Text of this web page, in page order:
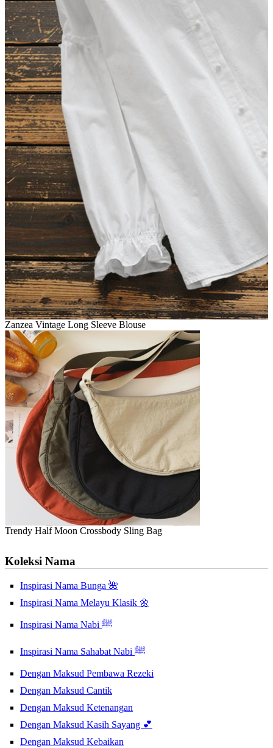
Zanzea Vintage Long Sleeve Blouse
Trendy Half Moon Crossbody Sling Bag
Koleksi Nama
Inspirasi Nama Bunga 🌺
Inspirasi Nama Melayu Klasik 🌼
Inspirasi Nama Nabi ﷺ
Inspirasi Nama Sahabat Nabi ﷺ
Dengan Maksud Pembawa Rezeki
Dengan Maksud Cantik
Dengan Maksud Ketenangan
Dengan Maksud Kasih Sayang 💕
Dengan Maksud Kebaikan